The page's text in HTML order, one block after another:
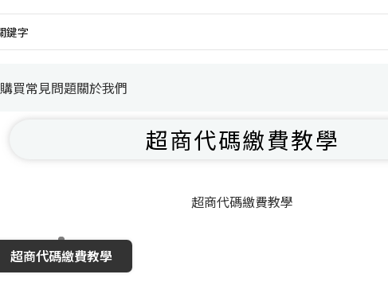
購買常見問題關於我們
超商代碼繳費教學
超商代碼繳費教學
超商代碼繳費教學